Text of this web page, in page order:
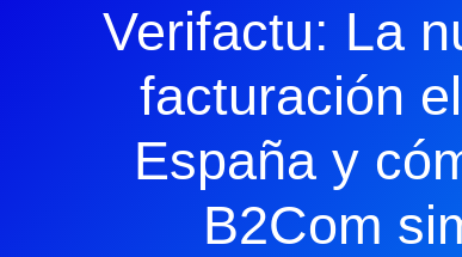
Verifactu: La
facturación
España y
B2Com